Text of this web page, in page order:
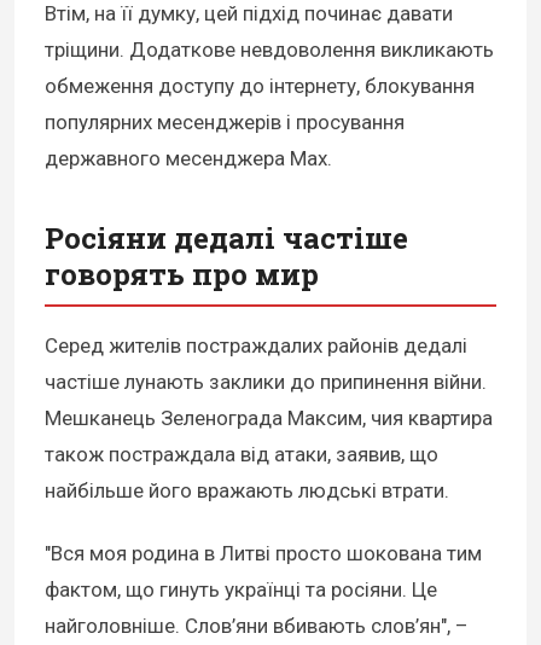
Втім, на її думку, цей підхід починає давати
тріщини. Додаткове невдоволення викликають
обмеження доступу до інтернету, блокування
популярних месенджерів і просування
державного месенджера Max.
Росіяни дедалі частіше
говорять про мир
Серед жителів постраждалих районів дедалі
частіше лунають заклики до припинення війни.
Мешканець Зеленограда Максим, чия квартира
також постраждала від атаки, заявив, що
найбільше його вражають людські втрати.
"Вся моя родина в Литві просто шокована тим
фактом, що гинуть українці та росіяни. Це
найголовніше. Слов’яни вбивають слов’ян", –